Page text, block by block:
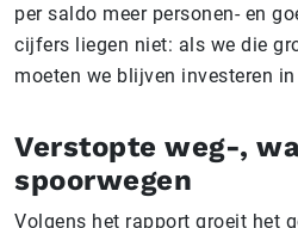
per saldo meer personen- en
cijfers liegen niet: als we die
moeten we blijven investeren
Verstopte weg-,
spoorwegen
Volgens het rapport groeit het